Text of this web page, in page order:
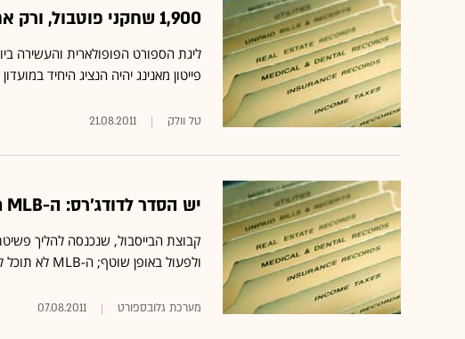
1,900 שחקני פוטבול, ורק אחד מרוויח מעל 20 מיליון דולר
ליגת הספורט הפופולארית והעשירה
פייטון מאנינג יהיה הנציג היחיד במועדון "ה-20 מיליון
טל וולק 21.08.2011
יש הסדר לדודג'רס: ה-MLB תלווה לקבוצה 150 מיליון דולר
קבוצת הבייסבול, שנכנסה להליך
ולפעול באופן שוטף; ה-MLB לא תוכל להשתלט על הפרנצ'ייז
מערכת גלובספורט 07.08.2011